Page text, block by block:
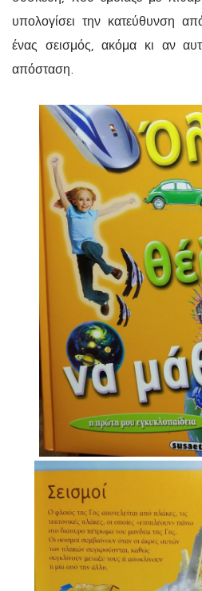
υπολογίσει την κατεύθυνση
ένας σεισμός, ακόμα κι αν
απόσταση.